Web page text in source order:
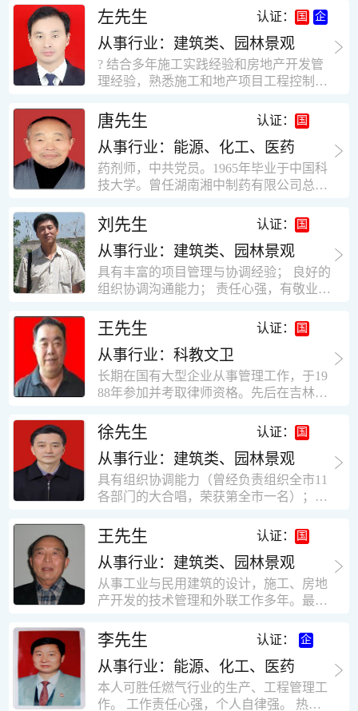
工作学习认真踏实，能够吃苦耐劳，责任
心强。 性格外向、开朗，有良好的人
际关系和一定的组织能力。做事认真负
责、积极肯干。我有信心在今后的工作岗
位上发挥自己的才能!积极的人生观，在我
的字典中没有“放弃”，始终坚信只要努力
快掌握一种新事物的能力。我的格言：也
许我不是最好的，但我会做得更好。知识
面广泛，头脑灵活，思维开阔敏捷，极富
创新精神。
计，工程经济技术分析，能适应建筑行业
各种岗位，组织协调能力强，技术全面，
适用工地管理． 本人1978年高中毕业，同
年参加工作，至今已在建筑行业工作了30
年。从1978年进入本县建筑公司学徒开始
目经理、专业监理工程师等职。 管理过许
多各种结构的工业及民用建筑。1984年至
1986年就职于新疆乌鲁木齐铁路局劳动服
务公司建筑三工区任技术员。参于管理的
项目有：职工居乐部游艺楼，4000平方，
砖混结构。职工电教楼，8000平方，框架
方。1987至1981988年爱聘于郑州市荥阳
第二建筑公司，任郑州市天然气公司基地
建设项目施工员。该项目有15层办公楼及
裙楼一栋8000平方。框架结构。住宅楼4
栋16000平方，6层砖混结构。1989年至19
术负责人，该项目为水泥生产线，该项目
有圆形连体熟料仓12，每个直径9米高41
米，砖混结构，皮带运输走廊一个，框架
结构长185米，高5.2米的框架结构。1991
年调入新乡市新营建筑公司历任：七里三
营乡刘庄火力发电厂项目经理，该项目有
平方装配式工业厂房，焦作市林果住宅小
区项目经理，该项目有住宅楼9栋6层砖混
结构，总建筑面积36000平方米。2004年
限公司专业监理工程师，广东重工监理有
限公司任专业监理工程师，监督的工程
有：广东东莞市花润雪花啤酒厂二期扩建
工程，该工程有钢结构工业厂房2栋，每
栋9000平方米。东莞市新世纪花苑，该工
场；一栋17层。2栋总面积32000平方米，
框架结构。南奥园金州商业步行街等工
程。30年的工作经验积累，使自己能适应
建筑行业的多种工作岗位。
左先生 认证：
从事行业：建筑类、园林景观
? 结合多年施工实践经验和房地产开发管
理经验，熟悉施工和地产项目工程控制要
意识，丰富的经营理念和管理手段，能独
立处理各种工程技术问题；具有较强的沟
通协调能力和组织管理能力； ? 近十多年
的房地产方面工作经验，现任职江苏雨润
农产品集团南昌公司副总经理兼工程总工
识，能够合理高效的做好企业内部管理和
人员结构调整；具有大型工程及房地产公
司管理经验，以及公关的能力和商务谈判
能力。 ? 自认为是个有良好职业道德、有
责任心、有敬业精神，能承受巨大工作压
力的职业经理人！……
唐先生 认证：
从事行业：能源、化工、医药
药剂师，中共党员。1965年毕业于中国科
技大学。曾任湖南湘中制药有限公司总工
员、理事。高级工程师，执业药师，中国
药学会高级会员。享受国务院津贴专家。
丙戊酸镁缓释片及其制备工艺国家发明专
利人。
刘先生 认证：
从事行业：建筑类、园林景观
具有丰富的项目管理与协调经验； 良好的
组织协调沟通能力； 责任心强，有敬业创
闭路电视监控系统、防盗报警系统、门禁
一卡通系统、停车场管理系统、巡更系
统、远程抄表系统等相关系统主流产品，
有较强的售前技术支持能力，并具有较丰
富的设备调试经验； 能独立完成系统集成
建与扩充经验，并具备教育训练能力；
王先生 认证：
从事行业：科教文卫
长期在国有大型企业从事管理工作，于19
88年参加并考取律师资格。先后在吉林油
辽宁华夏律师事务所和辽宁鑫诺律师事务
所执业。王律师在数十年的执业经历中，
多次与美国、英国、香港、北京、深圳等
地的律师共同办理法律事务。 对民商事的
诉讼和非诉讼的合同纠纷、劳动纠纷、债
对刑事案件、仲裁案件都颇有造诣。尤其
擅长处理涉及公司管理、企业改制，资产
收购重组等法律业务。王律师有多篇学术
论文在省部级会议和刊物上发表。数十年
的执业经历中，王律师经办了数百起诉讼
和非诉讼案件，取得了较好的经济效益和
律师一贯的工作作风；法律第一和当事人
合法权益第一，忠诚和敬业是王福营律师
的永恒的追求。
徐先生 认证：
从事行业：建筑类、园林景观
具有组织协调能力（曾经负责组织全市11
各部门的大合唱，荣获第全市一名）；知
等领域）；实际工作能力强，且经验丰
富。
王先生 认证：
从事行业：建筑类、园林景观
从事工业与民用建筑的设计，施工、房地
产开发的技术管理和外联工作多年。最大
最高26层。基础理论和专业技术知识功底
深厚，能熟练从事复杂技术工程的设计与
计算工作，有丰富的大中型工程项目的施
工技术经验。知识广博，设计、施工、予
决算、资产评估等都有较深造诣。曾独立
李先生 认证：
从事行业：能源、化工、医药
本人可胜任燃气行业的生产、工程管理工
作。 工作责任心强，个人自律强。 热爱